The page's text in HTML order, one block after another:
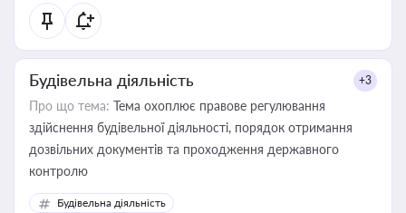
Будівельна діяльність +3
Про що тема: Тема охоплює правове регулювання
здійснення будівельної діяльності, порядок отримання
дозвільних документів та проходження державного
контролю
Будівельна діяльність